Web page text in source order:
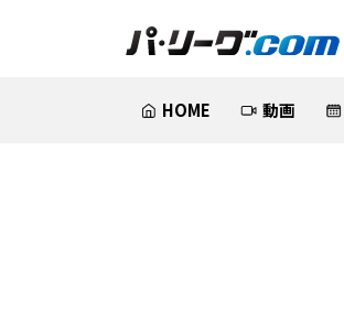
HOME 動画